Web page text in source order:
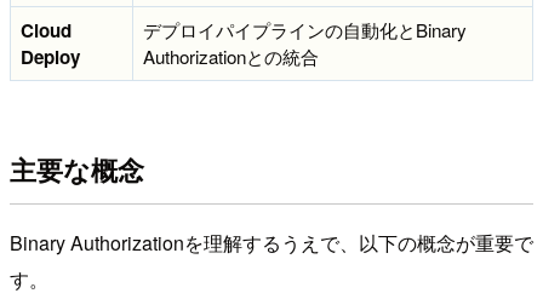
Cloud
Deploy
デプロイパイプラインの自動化とBinary
Authorizationとの統合
主要な概念
Binary Authorizationを理解するうえで、以下の概念が重要で
す。